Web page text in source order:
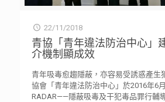
22/11/2018
青協「青年違法防治中心」
介機制顯成效
青年吸毒愈趨隱蔽，亦容易受誘惑產生
協會「青年違法防治中心」於2016年6
RADAR——隱蔽吸毒及干犯毒品罪行輔